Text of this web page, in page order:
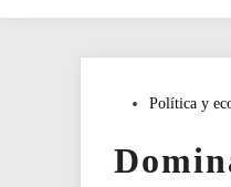
PublicadoPolítica y